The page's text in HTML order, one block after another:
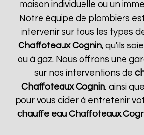
maison individuelle ou un
Notre équipe de plombiers
intervenir sur tous les types
Chaffoteaux Cognin, qu'ils
ou à gaz. Nous offrons une
sur nos interventions de
Chaffoteaux Cognin, ainsi
pour vous aider à entretenir
chauffe eau Chaffoteaux